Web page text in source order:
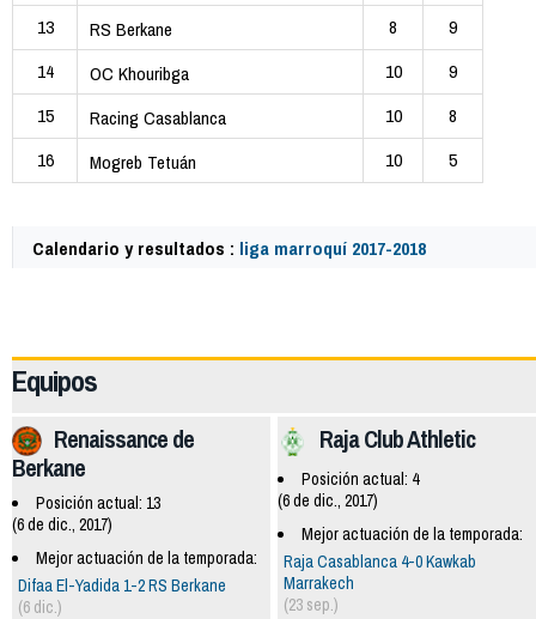
13
RS Berkane 8
9
14
OC Khouribga 10
9
15
Racing Casablanca 10
8
16
Mogreb Tetuán 10 5
Calendario y resultados : liga marroquí 2017-2018
Equipos
Raja Club Athletic
Posición actual: 4
(6 de dic., 2017)
Mejor actuación de la temporada:
Raja Casablanca 4-0 Kawkab
Marrakech
(23 sep.)
Renaissance de
Berkane
Posición actual: 13
(6 de dic., 2017)
Mejor actuación de la temporada:
Difaa El-Yadida 1-2 RS Berkane
(6 dic.)